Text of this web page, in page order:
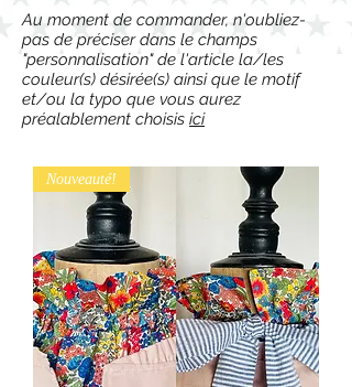
Au moment de commander, n'oubliez-
pas de préciser dans le champs
"personnalisation" de l'article la/les
couleur(s) désirée(s) ainsi que le motif
et/ou la typo que vous aurez
préalablement choisis ici
Nouveauté!